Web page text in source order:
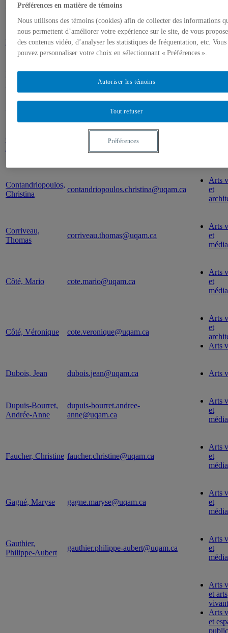
Benichou, Anne benichou.anne@uqam.ca
Blum, Michael blum.michael@uqam.ca
Arts
et
Brouillette, Marc
brouillette.marc-andre@uqam.ca
Bussières, Nancy
Castonguay,
castonguay.alexandre@uqam.ca
Contandriopoulos,
Christina
contandriopoulos.christina@uqam.ca
Arts
et
Corriveau,
Thomas
corriveau.thomas@uqam.ca
Arts
et
Côté, Mario cote.mario@uqam.ca
Arts
et
Côté, Véronique cote.veronique@uqam.ca
Arts
et
Arts
Dubois, Jean dubois.jean@uqam.ca Arts
Dupuis-Bourret,
Andrée-Anne
dupuis-bourret.andree-
anne@uqam.ca
Arts
et
Faucher, Christine faucher.christine@uqam.ca
Arts
et
Gagné, Maryse gagne.maryse@uqam.ca
Arts
et
Gauthier,
Philippe-Aubert
gauthier.philippe-aubert@uqam.ca
Arts
et
Arts
et arts
Arts
et
Préférences en matière de témoins
Nous utilisons des témoins (cookies) afin de collecter des informations
nous permettent d’améliorer votre expérience sur le site, de vous
des contenus vidéo, d’analyser les statistiques de fréquentation, etc. Vous
pouvez personnaliser votre choix en sélectionnant « Préférences ».
Tout refuser
Autoriser les témoins
Préférences